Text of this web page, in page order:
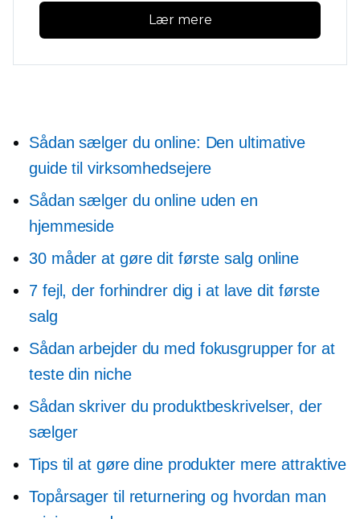
Lær mere
Sådan sælger du online: Den ultimative
guide til virksomhedsejere
Sådan sælger du online uden en
hjemmeside
30 måder at gøre dit første salg online
7 fejl, der forhindrer dig i at lave dit første
salg
Sådan arbejder du med fokusgrupper for at
teste din niche
Sådan skriver du produktbeskrivelser, der
sælger
Tips til at gøre dine produkter mere attraktive
Topårsager til returnering og hvordan man